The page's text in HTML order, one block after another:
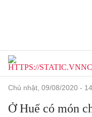
chủ nhật, 09/08/2020 -
Ở Huế có món